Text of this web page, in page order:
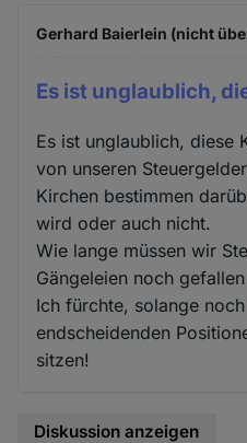
Gerhard Baierlein (nicht
Es ist unglaublich,
Es ist unglaublich, diese
von unseren
Kirchen bestimmen
wird oder auch nicht.
Wie lange müssen wir
Gängeleien noch
Ich fürchte, solange
endscheidenden
sitzen!
Diskussion anzeigen